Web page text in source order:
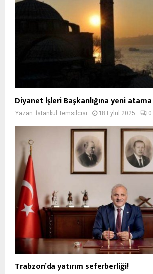
Diyanet İşleri Başkanlığına yeni atama
Yazan: İstanbul Temsilcisi 18 Eylül 2025 0
Trabzon’da yatırım seferberliği!